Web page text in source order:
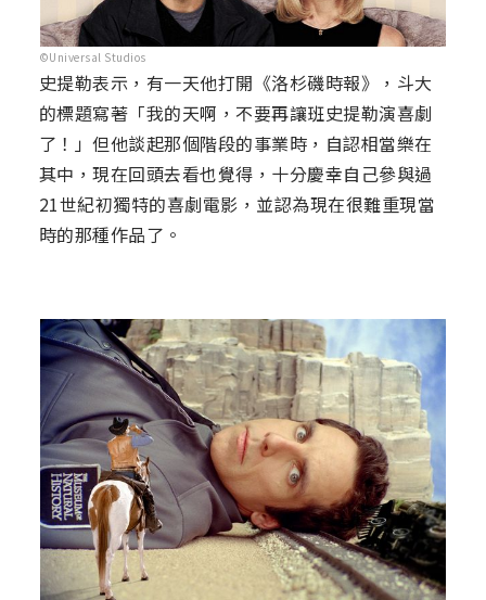
©Universal Studios
史提勒表示，有一天他打開《洛杉磯時報》，斗大
的標題寫著「我的天啊，不要再讓班史提勒演喜劇
了！」但他談起那個階段的事業時，自認相當樂在
其中，現在回頭去看也覺得，十分慶幸自己參與過
21世紀初獨特的喜劇電影，並認為現在很難重現當
時的那種作品了。